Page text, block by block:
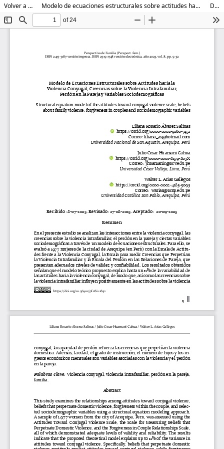
Volver a los detalles del artículo Modelo de ecuaciones estructurales sobre actitudes hacia la violencia conyugal, creencias sobre la violencia intrafamiliar, perdón en la pareja y variables sociodemográficas Descargar